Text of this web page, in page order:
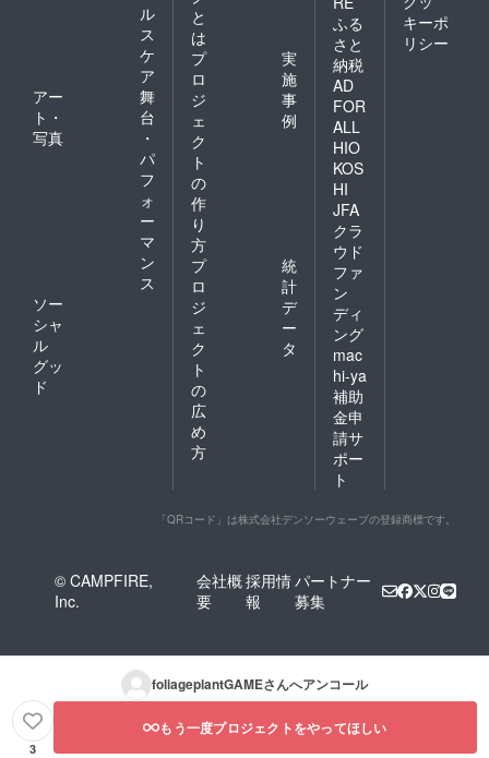
ル
ス
ケ
ア
アー
ト・
写真
舞
台
・
パ
フ
ォ
ー
マ
ン
ス
ソー
シャ
ル
グッ
ド
と
は
プ
ロ
ジ
ェ
ク
ト
の
作
り
方
実
施
事
例
プ
ロ
ジ
ェ
ク
ト
の
広
め
方
統
計
デ
ー
タ
ふる
さと
納税
AD
FOR
ALL
HIO
KOS
HI
JFA
クラ
ウド
ファ
ン
ディ
ング
mac
hi-ya
補助
金申
請サ
ポー
ト
キーポ
リシー
「QRコード」は株式会社デンソーウェーブの登録商標です。
© CAMPFIRE,
Inc.
会社概
要
採用情
報
パートナー
募集
foliageplantGAMEさんへアンコール
3
もう一度プロジェクトをやってほしい